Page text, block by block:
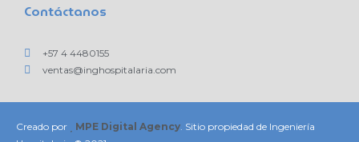
Contáctanos
+57 4 4480155
ventas@inghospitalaria.com
Creado por MPE Digital Agency. Sitio propiedad de Ingeniería